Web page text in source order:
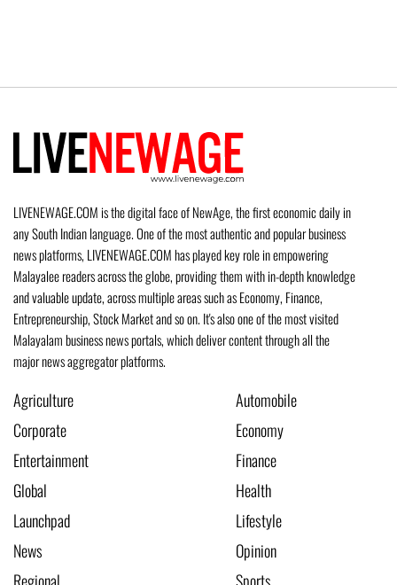
LIVENEWAGE.COM is the digital face of NewAge, the first economic daily in
any South Indian language. One of the most authentic and popular business
news platforms, LIVENEWAGE.COM has played key role in empowering
Malayalee readers across the globe, providing them with in-depth knowledge
and valuable update, across multiple areas such as Economy, Finance,
Entrepreneurship, Stock Market and so on. It's also one of the most visited
Malayalam business news portals, which deliver content through all the
major news aggregator platforms.
Agriculture
Automobile
Corporate
Economy
Entertainment
Finance
Global
Health
Launchpad
Lifestyle
News
Opinion
Regional
Sports